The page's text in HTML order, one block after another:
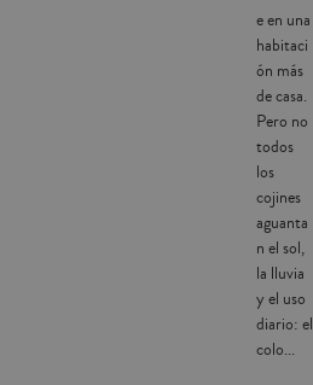
e en una
habitaci
ón más
de casa.
Pero no
todos
los
cojines
aguanta
n el sol,
la lluvia
y el uso
diario: el
colo...